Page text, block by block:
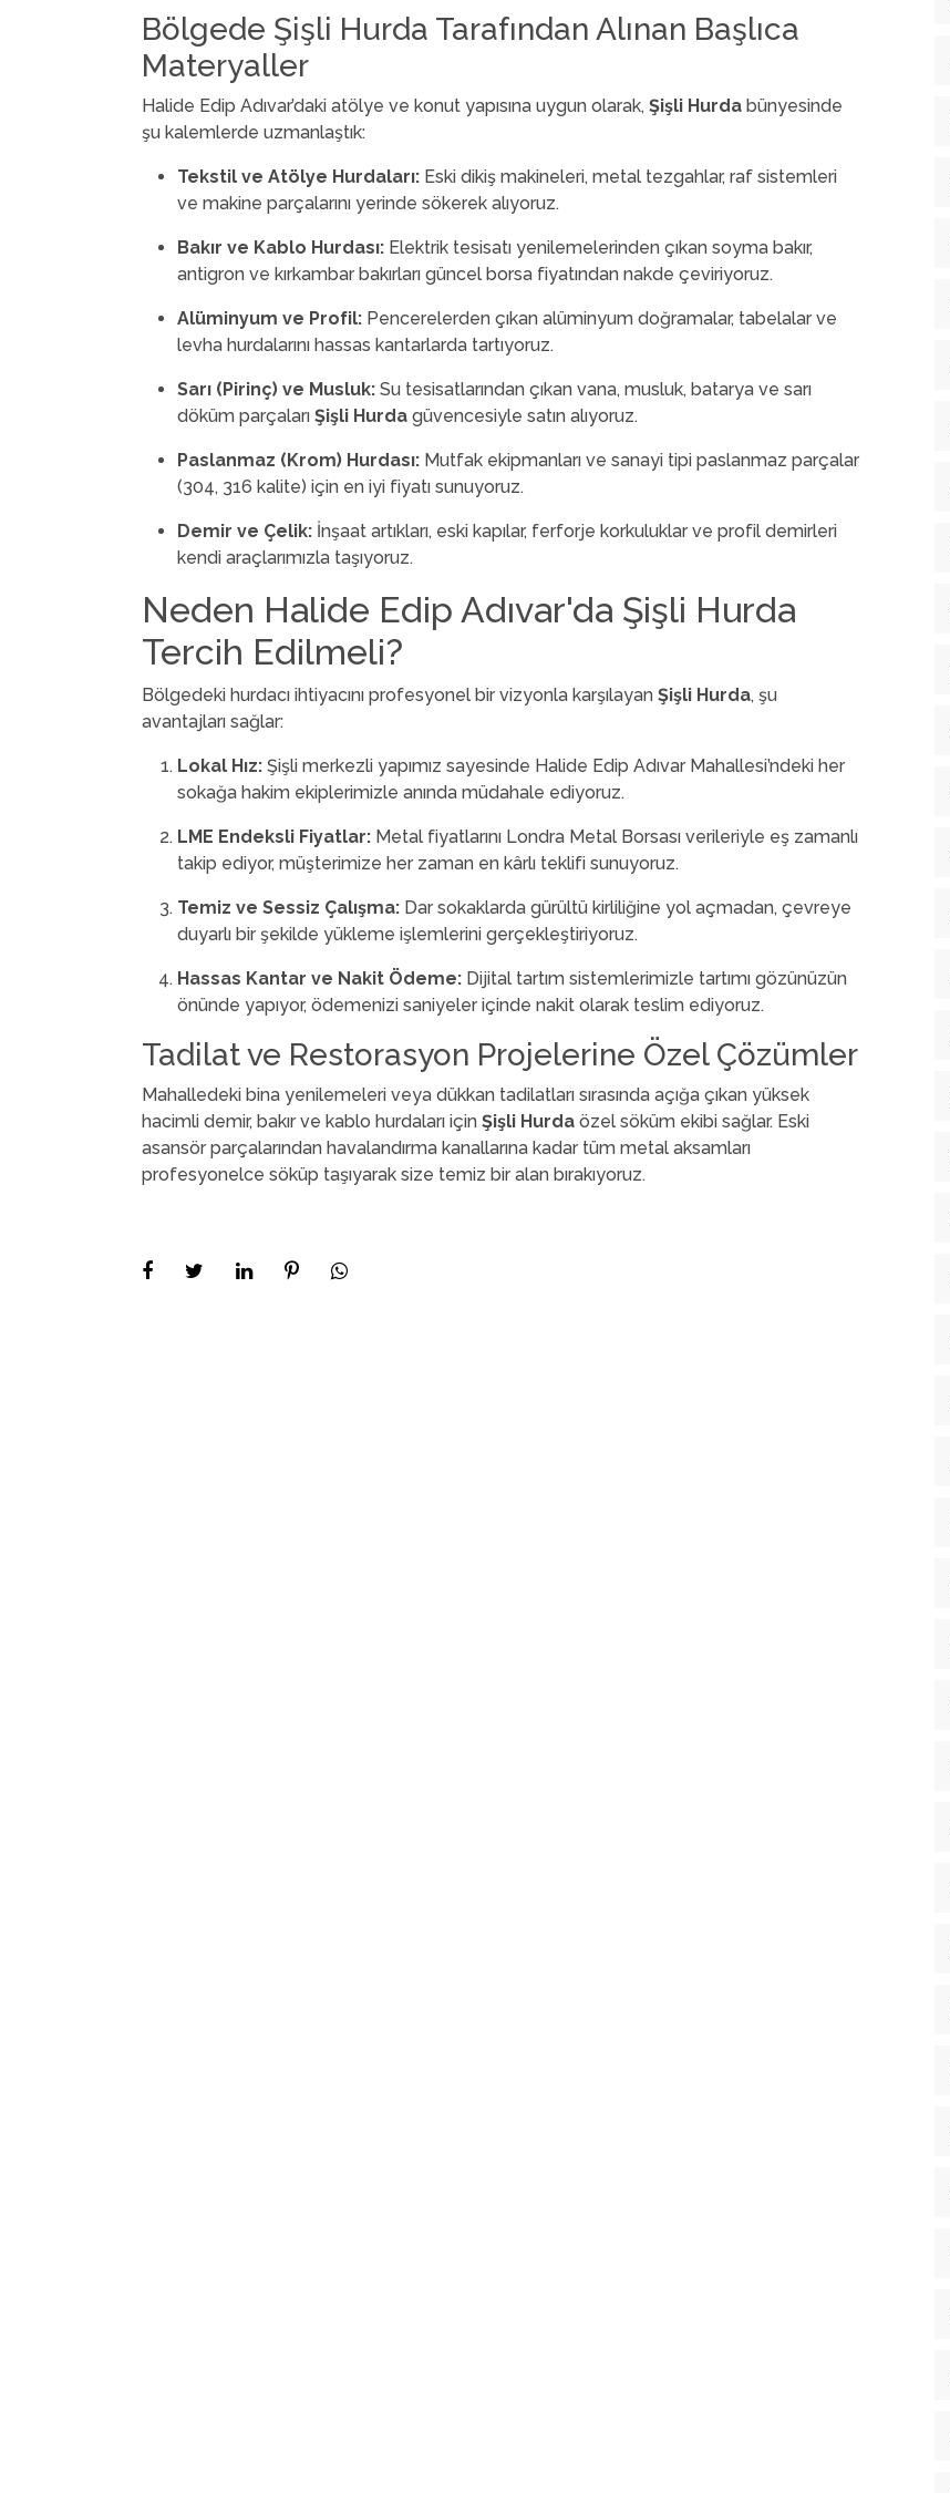
Bölgede Şişli Hurda Tarafından Alınan Başlıca
Materyaller
Halide Edip Adıvar’daki atölye ve konut yapısına uygun olarak, Şişli Hurdabünyesinde
şu kalemlerde uzmanlaştık:
Tekstil ve Atölye Hurdaları:Eski dikiş makineleri, metal tezgahlar, raf sistemleri
ve makine parçalarını yerinde sökerek alıyoruz.
Bakır ve Kablo Hurdası:Elektrik tesisatı yenilemelerinden çıkan soyma bakır,
antigron ve kırkambar bakırları güncel borsa fiyatından nakde çeviriyoruz.
Alüminyum ve Profil:Pencerelerden çıkan alüminyum doğramalar, tabelalar ve
levha hurdalarını hassas kantarlarda tartıyoruz.
Sarı (Pirinç) ve Musluk:Su tesisatlarından çıkan vana, musluk, batarya ve sarı
döküm parçaları Şişli Hurdagüvencesiyle satın alıyoruz.
Paslanmaz (Krom) Hurdası:Mutfak ekipmanları ve sanayi tipi paslanmaz parçalar
(304, 316 kalite) için en iyi fiyatı sunuyoruz.
Demir ve Çelik:İnşaat artıkları, eski kapılar, ferforje korkuluklar ve profil demirleri
kendi araçlarımızla taşıyoruz.
Neden Halide Edip Adıvar'da Şişli Hurda
Tercih Edilmeli?
Bölgedeki hurdacı ihtiyacını profesyonel bir vizyonla karşılayan Şişli Hurda, şu
avantajları sağlar:
Lokal Hız:Şişli merkezli yapımız sayesinde Halide Edip Adıvar Mahallesi’ndeki her
sokağa hakim ekiplerimizle anında müdahale ediyoruz.
LME Endeksli Fiyatlar:Metal fiyatlarını Londra Metal Borsası verileriyle eş zamanlı
takip ediyor, müşterimize her zaman en kârlı teklifi sunuyoruz.
Temiz ve Sessiz Çalışma:Dar sokaklarda gürültü kirliliğine yol açmadan, çevreye
duyarlı bir şekilde yükleme işlemlerini gerçekleştiriyoruz.
Hassas Kantar ve Nakit Ödeme:Dijital tartım sistemlerimizle tartımı gözünüzün
önünde yapıyor, ödemenizi saniyeler içinde nakit olarak teslim ediyoruz.
Tadilat ve Restorasyon Projelerine Özel Çözümler
Mahalledeki bina yenilemeleri veya dükkan tadilatları sırasında açığa çıkan yüksek
hacimli demir, bakır ve kablo hurdaları için Şişli Hurdaözel söküm ekibi sağlar. Eski
asansör parçalarından havalandırma kanallarına kadar tüm metal aksamları
profesyonelce söküp taşıyarak size temiz bir alan bırakıyoruz.